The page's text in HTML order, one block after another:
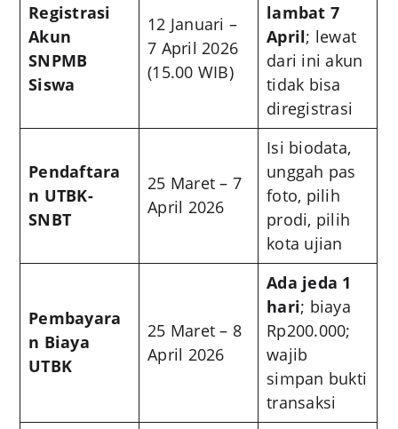
Registrasi
Akun
SNPMB
Siswa
12 Januari –
7 April 2026
(15.00 WIB)
lambat 7
April; lewat
dari ini akun
tidak bisa
diregistrasi
Pendaftara
n UTBK-
SNBT
25 Maret – 7
April 2026
Isi biodata,
unggah pas
foto, pilih
prodi, pilih
kota ujian
Pembayara
n Biaya
UTBK
25 Maret – 8
April 2026
Ada jeda 1
hari; biaya
Rp200.000;
wajib
simpan bukti
transaksi